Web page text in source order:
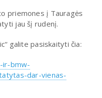
priemones į Tauragės
jau šį rudenį.
galite pasiskaityti čia:
ir-bmw-
dar-vienas-